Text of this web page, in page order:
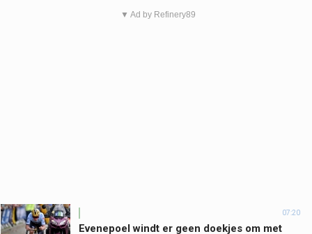
▼ Ad by Refinery89
07:20
Evenepoel windt er geen doekjes om met